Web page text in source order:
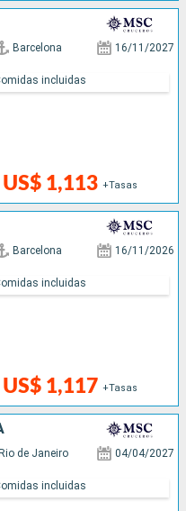
Barcelona 16/11/2027
US$ 1,113 +Tasas
incluidas
Barcelona 16/11/2026
US$ 1,117 +Tasas
incluidas
Rio de Janeiro 04/04/2027
incluidas